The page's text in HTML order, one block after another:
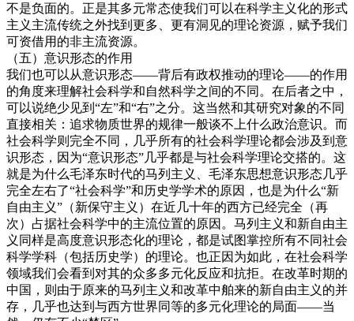
不是负面的。正是其多元常态使我们可以在科学主义化的形式
主义主流传统之外找到更多、更有洞见的理论资源，赋予我们
可资借用的非主流资源。
（五）意识形态的作用
我们也可以从意识形态——背后有政权推动的理论——的作用
的角度来理解社会科学和自然科学之间的不同。在后者之中，
可以说绝少见到“左”和“右”之分。这当然和其研究对象的不同
直接相关：追求物质世界的规律一般谈不上什么政治意识。而
社会科学则完全不同，几乎所有的社会科学理论都会涉及到意
识形态，因为“意识形态”几乎都是与社会科学理论交搭的。这
就是为什么毛泽东时代的马列主义、毛泽东思想意识形态几乎
完全左右了“社会科学”和历史学学术的原因，也是为什么“新
自由主义”（新保守主义）在近几十年的西方已经完全（再
次）占据社会科学中的主流位置的原因。马列主义和新自由主
义同样是高度意识形态化的理论，都是试图掌控所有不同社会
科学学科（包括历史学）的理论。也正因为如此，在社会科学
领域我们会看到对其的众多多元化反应和抗拒。在改革时期的
中国，则由于原来的马列主义和改革中舶来的新自由主义的并
存，几乎也达到与西方世界同等的多元化理论的局面——当